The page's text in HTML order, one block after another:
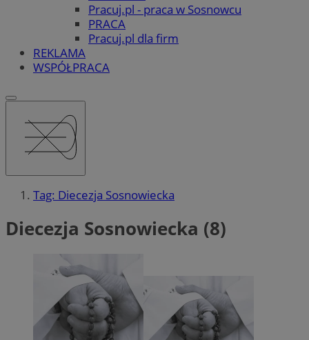
Pracuj.pl - praca w Sosnowcu
PRACA
Pracuj.pl dla firm
REKLAMA
WSPÓŁPRACA
Tag: Diecezja Sosnowiecka
Diecezja Sosnowiecka (8)